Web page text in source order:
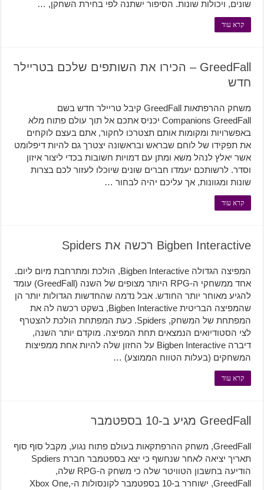
שונים, ויכולות שונות. הסיפור ישתנה לפי בחירת השחקן, …
קרא עוד
GreedFall – הכירו את השותפים שלכם בטריילר
חדש
משחק ההרפתאות GreedFall קיבל טריילר חדש בשם
Companions GreedFall יכניס אתכם אל תוך עולם פתוח מלא
באפשרויות ומקומות אותם תצטרכו לחקור, אתם בעצם לוקחים
את תפקידו של לוחם שבראש ובראשונה יצטרך גם להיות דיפלומט
אשר יאלץ לנהל משא ומתן עם דמויות חשובות בכדי ליצור איזון
וסדר. לרשותכם יעמדו חברים שונים שיוכלו לעזור לכם בצרות
שונות ומגוונות, אך עליכם יהיה לבחור …
קרא עוד
Bigben Interactive רכשה את Spiders
המפיצה הגדולה Bigben Interactive, הולכת ומתרחבת מיום ליום.
אחד ממשחקי ה-RPG היותר מצופים של השנה (GreedFall) עומד
להגיע מאוחר יותר החודש. אבל נדמה שהחדשות הגדולות יותר הן
שהמפיצה הבריטית Bigben Interactive, בשקט רכשה לה את
המפתחת של המשחק, Spiders. כעת המפתחת הולכת להצטרף
לצי הסטודיואים הנמצאים תחת המפיצה. מוקדם יותר השנה,
דיברה Bigben Interactive על החזון שלה להיות אחת ממפיצות
המשחקים (בעלות הטווח הממוצע) …
קרא עוד
GreedFall מגיע ב-10 בספטמבר
GreedFall, משחק ההרפתקאות בעולם פתוח נגוע, מקבל סוף סוף
תאריך יציאה לאחר שנחשף כי יצא בספטמבר חברת Spdiers
הודיעה בחשבון הטוויטר שלה כי משחק ה-RPG שלה,
GreedFall, ישוחרר ב-10 בספטמבר לקונסולות ה-Xbox One,